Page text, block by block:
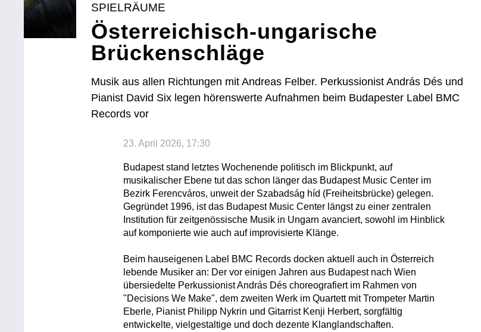
SPIELRÄUME
Österreichisch-ungarische
Brückenschläge
Musik aus allen Richtungen mit Andreas Felber. Perkussionist András Dés und
Pianist David Six legen hörenswerte Aufnahmen beim Budapester Label BMC
Records vor
23. April 2026, 17:30
Budapest stand letztes Wochenende politisch im Blickpunkt, auf
musikalischer Ebene tut das schon länger das Budapest Music Center im
Bezirk Ferencváros, unweit der Szabadság híd (Freiheitsbrücke) gelegen.
Gegründet 1996, ist das Budapest Music Center längst zu einer zentralen
Institution für zeitgenössische Musik in Ungarn avanciert, sowohl im Hinblick
auf komponierte wie auch auf improvisierte Klänge.
Beim hauseigenen Label BMC Records docken aktuell auch in Österreich
lebende Musiker an: Der vor einigen Jahren aus Budapest nach Wien
übersiedelte Perkussionist András Dés choreografiert im Rahmen von
"Decisions We Make", dem zweiten Werk im Quartett mit Trompeter Martin
Eberle, Pianist Philipp Nykrin und Gitarrist Kenji Herbert, sorgfältig
entwickelte, vielgestaltige und doch dezente Klanglandschaften.